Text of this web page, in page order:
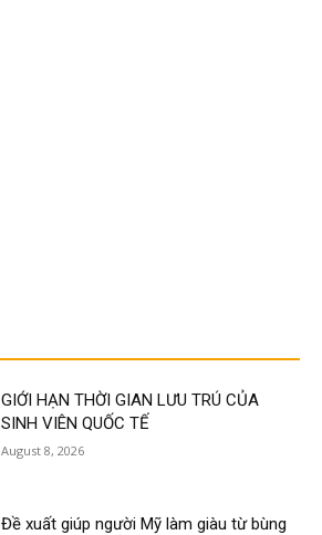
GIỚI HẠN THỜI GIAN LƯU TRÚ CỦA
SINH VIÊN QUỐC TẾ
August 8, 2026
Đề xuất giúp người Mỹ làm giàu từ bùng